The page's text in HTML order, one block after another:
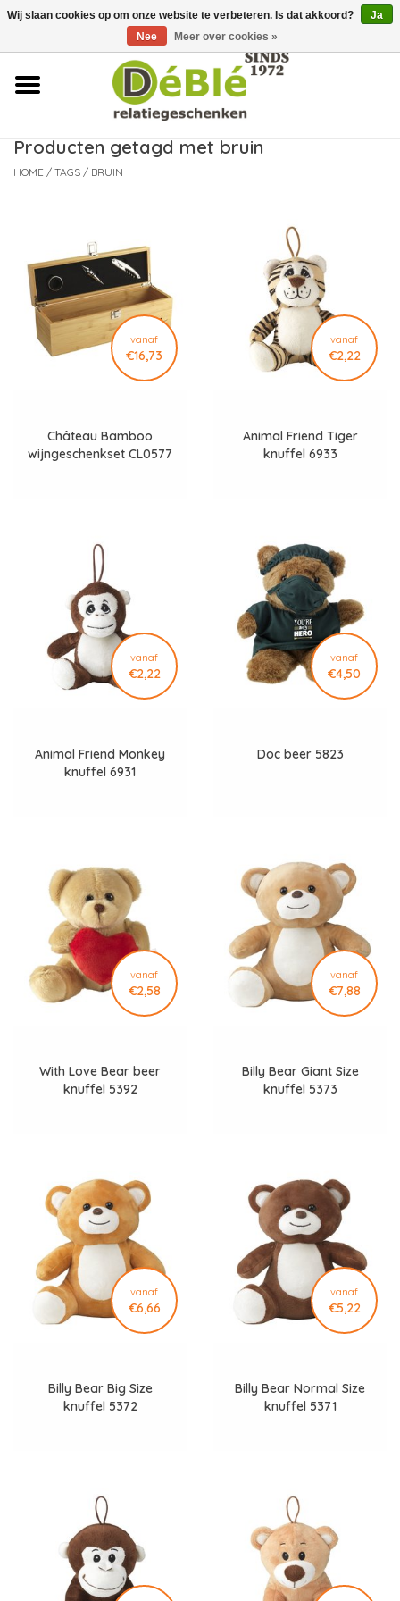
Over ons
Contact
Nieuws
Producten getagd met bruin
HOME / TAGS / BRUIN
vanaf
€16,73
Château Bamboo
wijngeschenkset CL0577
vanaf
€2,22
Animal Friend Tiger
knuffel 6933
vanaf
€2,22
Animal Friend Monkey
knuffel 6931
vanaf
€4,50
Doc beer 5823
vanaf
€2,58
With Love Bear beer
knuffel 5392
vanaf
€7,88
Billy Bear Giant Size
knuffel 5373
vanaf
€6,66
Billy Bear Big Size
knuffel 5372
vanaf
€5,22
Billy Bear Normal Size
knuffel 5371
Wij slaan cookies op om onze website te verbeteren. Is dat akkoord?
Ja
Nee
Meer over cookies »